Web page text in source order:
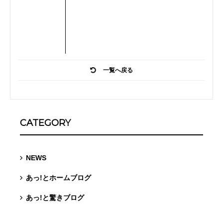
一覧へ戻る
CATEGORY
NEWS
あっ!とホームブログ
あっ!と驚きブログ